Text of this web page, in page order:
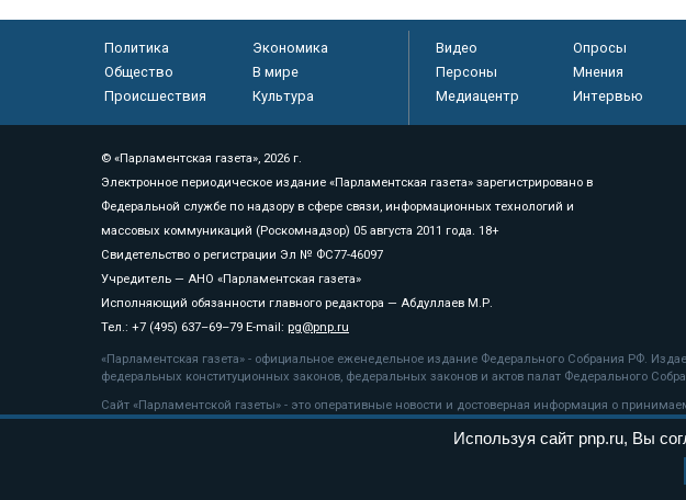
Политика
Экономика
Общество
В мире
Происшествия
Культура
Видео Опросы
Персоны
Мнения
Медиацентр
Интервью
© «Парламентская газета», 2026 г.
Электронное периодическое издание «Парламентская газета» зарегистрировано в
Федеральной службе по надзору в сфере связи, информационных технологий и
массовых коммуникаций (Роскомнадзор) 05 августа 2011 года. 18+
Свидетельство о регистрации Эл № ФС77-46097
Учредитель — АНО «Парламентская газета»
Исполняющий обязанности главного редактора — Абдуллаев М.Р.
Тел.: +7 (495) 637–69–79 E-mail: pg@pnp.ru
«Парламентская газета» - официальное еженедельное издание Федерального Собрания РФ.
федеральных конституционных законов, федеральных законов и актов палат Федерального
Сайт «Парламентской газеты» - это оперативные новости и достоверная информация о
«Парламентской газеты» активная ссылка на pnp.ru обязательна.
рекомендательные технологии
Используя сайт pnp.ru, Вы